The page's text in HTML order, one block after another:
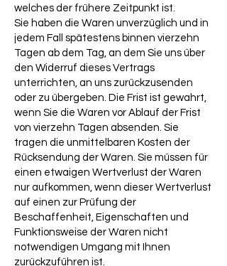
welches der frühere Zeitpunkt ist.
Sie haben die Waren unverzüglich und in
jedem Fall spätestens binnen vierzehn
Tagen ab dem Tag, an dem Sie uns über
den Widerruf dieses Vertrags
unterrichten, an uns zurückzusenden
oder zu übergeben. Die Frist ist gewahrt,
wenn Sie die Waren vor Ablauf der Frist
von vierzehn Tagen absenden. Sie
tragen die unmittelbaren Kosten der
Rücksendung der Waren. Sie müssen für
einen etwaigen Wertverlust der Waren
nur aufkommen, wenn dieser Wertverlust
auf einen zur Prüfung der
Beschaffenheit, Eigenschaften und
Funktionsweise der Waren nicht
notwendigen Umgang mit Ihnen
zurückzuführen ist.